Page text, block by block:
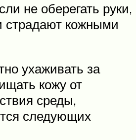
не оберегать руки,
страдают кожными
ухаживать за
кожу от
среды,
следующих